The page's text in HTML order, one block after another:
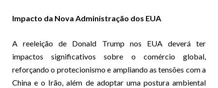
Impacto da Nova Administração dos EUA
A reeleição de Donald Trump nos EUA deverá ter
impactos significativos sobre o comércio global,
reforçando o protecionismo e ampliando as tensões com a
China e o Irão, além de adoptar uma postura ambiental